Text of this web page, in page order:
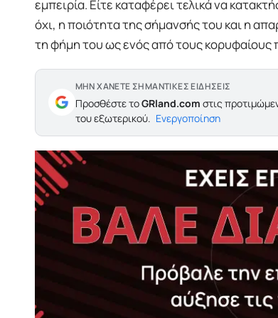
εμπειρία. Είτε καταφέρει τελικά να
όχι, η ποιότητα της σήμανσής του και η
τη φήμη του ως ενός από τους κορυφαίους
ΜΗΝ ΧΑΝΕΤΕ ΣΗΜΑΝΤΙΚΕΣ ΕΙΔΗΣΕΙΣ
Προσθέστε τοGRland.com στις
του εξωτερικού. Ενεργοποίηση